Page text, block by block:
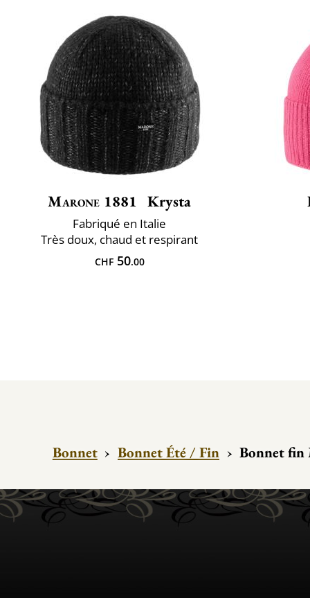
Marone 1881 Krysta
Fabriqué en Italie
Très doux, chaud et respirant
CHF50.00
Bonnet › Bonnet Été / Fin › Bonnet fin